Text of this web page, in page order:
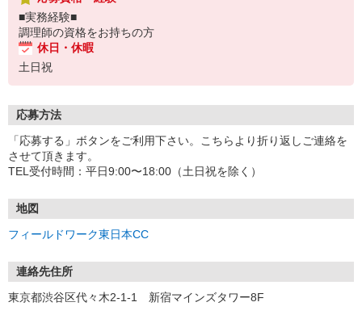
■実務経験■
調理師の資格をお持ちの方
休日・休暇
土日祝
応募方法
「応募する」ボタンをご利用下さい。こちらより折り返しご連絡を
させて頂きます。
TEL受付時間：平日9:00〜18:00（土日祝を除く）
地図
フィールドワーク東日本CC
連絡先住所
東京都渋谷区代々木2-1-1 新宿マインズタワー8F